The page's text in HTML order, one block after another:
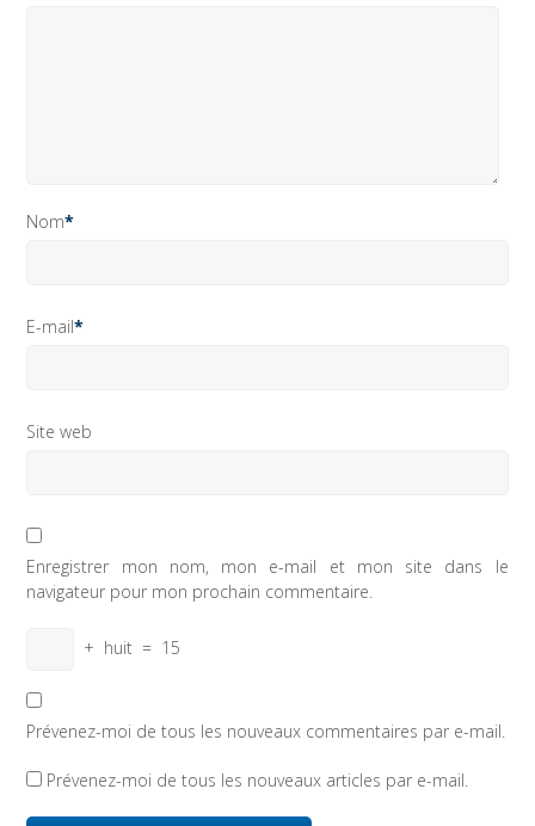
Nom*
E-mail*
Site web
Enregistrer mon nom, mon e-mail et mon site dans le
navigateur pour mon prochain commentaire.
+ huit = 15
Prévenez-moi de tous les nouveaux commentaires par e-mail.
Prévenez-moi de tous les nouveaux articles par e-mail.